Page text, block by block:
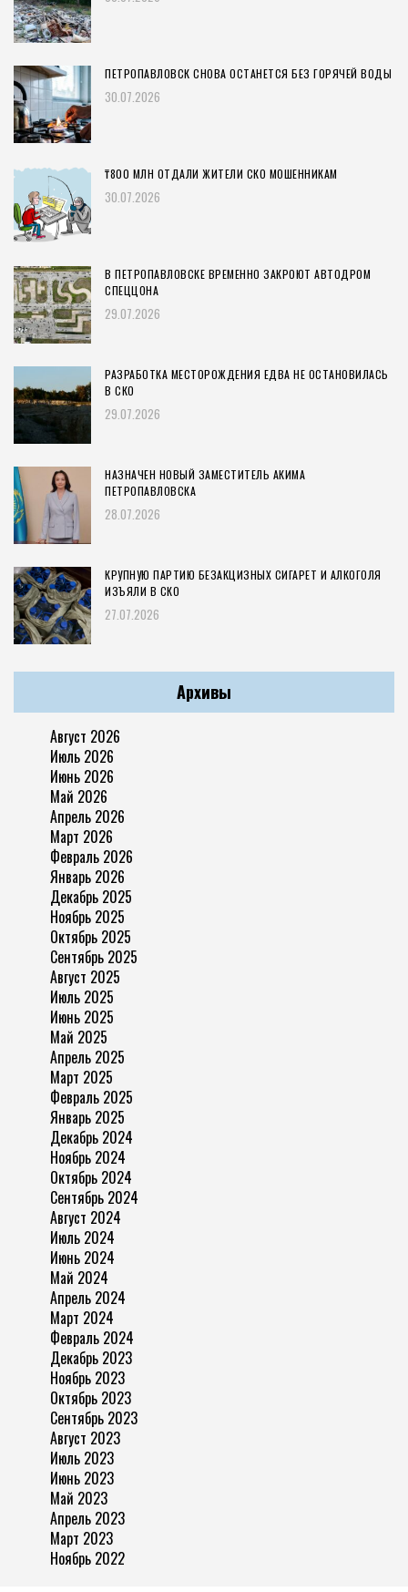
ПЕТРОПАВЛОВСК СНОВА ОСТАНЕТСЯ БЕЗ ГОРЯЧЕЙ ВОДЫ
30.07.2026
₸800 МЛН ОТДАЛИ ЖИТЕЛИ СКО МОШЕННИКАМ
30.07.2026
В ПЕТРОПАВЛОВСКЕ ВРЕМЕННО ЗАКРОЮТ АВТОДРОМ
СПЕЦЦОНА
29.07.2026
РАЗРАБОТКА МЕСТОРОЖДЕНИЯ ЕДВА НЕ ОСТАНОВИЛАСЬ
В СКО
29.07.2026
НАЗНАЧЕН НОВЫЙ ЗАМЕСТИТЕЛЬ АКИМА
ПЕТРОПАВЛОВСКА
28.07.2026
КРУПНУЮ ПАРТИЮ БЕЗАКЦИЗНЫХ СИГАРЕТ И АЛКОГОЛЯ
ИЗЪЯЛИ В СКО
27.07.2026
Архивы
Август 2026
Июль 2026
Июнь 2026
Май 2026
Апрель 2026
Март 2026
Февраль 2026
Январь 2026
Декабрь 2025
Ноябрь 2025
Октябрь 2025
Сентябрь 2025
Август 2025
Июль 2025
Июнь 2025
Май 2025
Апрель 2025
Март 2025
Февраль 2025
Январь 2025
Декабрь 2024
Ноябрь 2024
Октябрь 2024
Сентябрь 2024
Август 2024
Июль 2024
Июнь 2024
Май 2024
Апрель 2024
Март 2024
Февраль 2024
Декабрь 2023
Ноябрь 2023
Октябрь 2023
Сентябрь 2023
Август 2023
Июль 2023
Июнь 2023
Май 2023
Апрель 2023
Март 2023
Ноябрь 2022